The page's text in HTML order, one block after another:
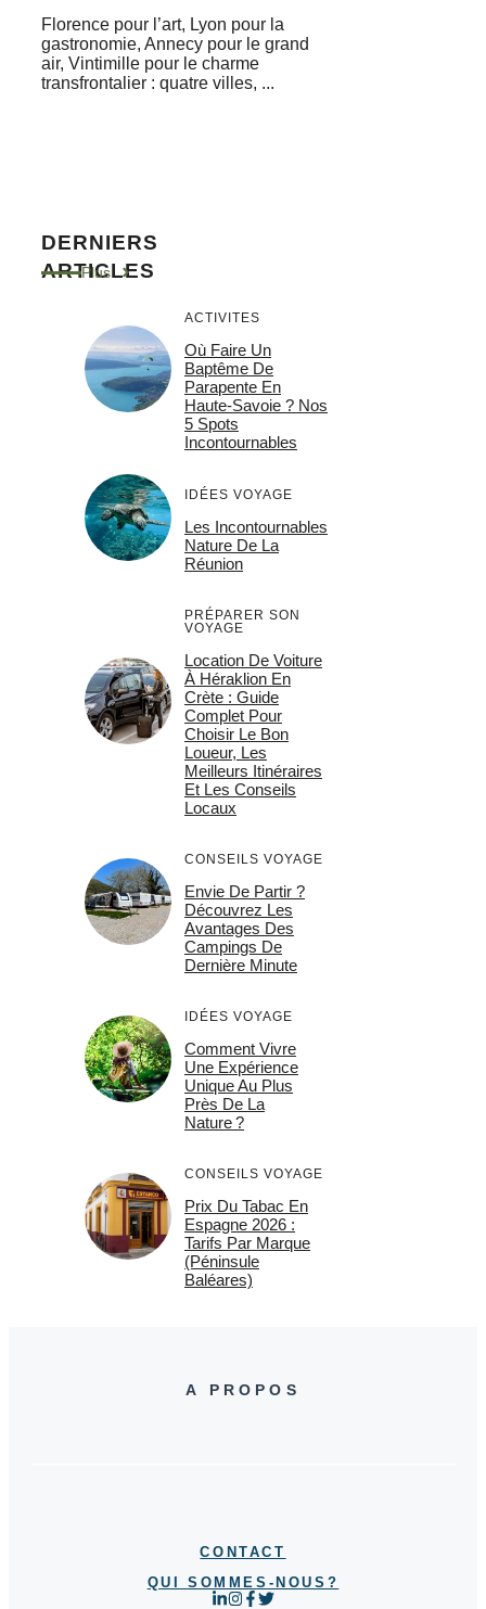
Florence pour l’art, Lyon pour la
gastronomie, Annecy pour le grand
air, Vintimille pour le charme
transfrontalier : quatre villes, ...
DERNIERS
ARTICLES
Plus
ACTIVITES
Où Faire Un
Baptême De
Parapente En
Haute-Savoie ? Nos
5 Spots
Incontournables
IDÉES VOYAGE
Les Incontournables
Nature De La
Réunion
PRÉPARER SON
VOYAGE
Location De Voiture
À Héraklion En
Crète : Guide
Complet Pour
Choisir Le Bon
Loueur, Les
Meilleurs Itinéraires
Et Les Conseils
Locaux
CONSEILS VOYAGE
Envie De Partir ?
Découvrez Les
Avantages Des
Campings De
Dernière Minute
IDÉES VOYAGE
Comment Vivre
Une Expérience
Unique Au Plus
Près De La
Nature ?
CONSEILS VOYAGE
Prix Du Tabac En
Espagne 2026 :
Tarifs Par Marque
(Péninsule
Baléares)
A PROPOS
CONTACT
QUI SOMMES-NOUS?